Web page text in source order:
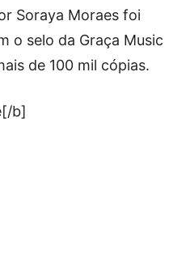
Soraya Moraes foi
o selo da Graça Music
de 100 mil cópias.
b]